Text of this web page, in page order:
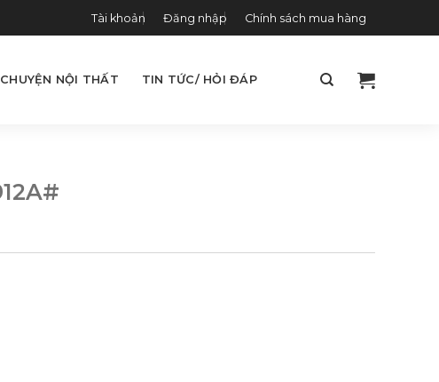
Tài khoản Đăng nhập Chính sách mua hàng
NỘI THẤT TIN TỨC/ HỎI ĐÁP